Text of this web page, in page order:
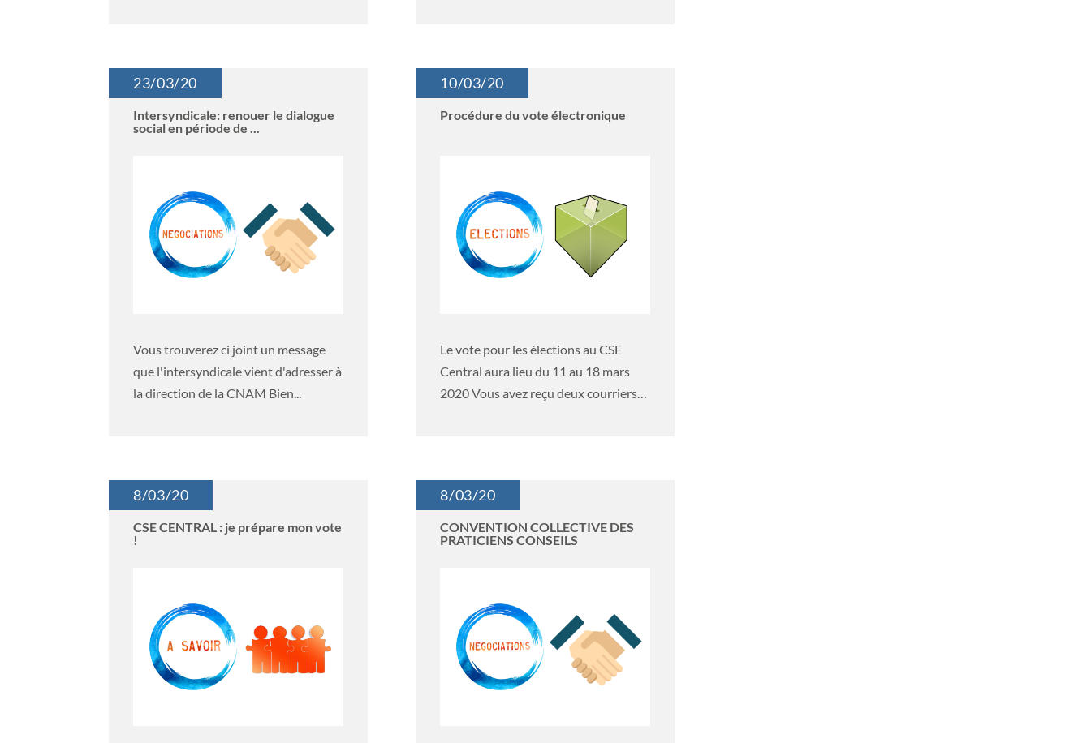
Intersyndicale: renouer le dialogue
social en période de ...
23/03/20
Vous trouverez ci joint un message
que l'intersyndicale vient d'adresser à
la direction de la CNAM Bien...
CSE CENTRAL : je prépare mon vote
!
8/03/20
Procédure du vote électronique
10/03/20
Le vote pour les élections au CSE
Central aura lieu du 11 au 18 mars
2020 Vous avez reçu deux courriers
CONVENTION COLLECTIVE DES
PRATICIENS CONSEILS
8/03/20